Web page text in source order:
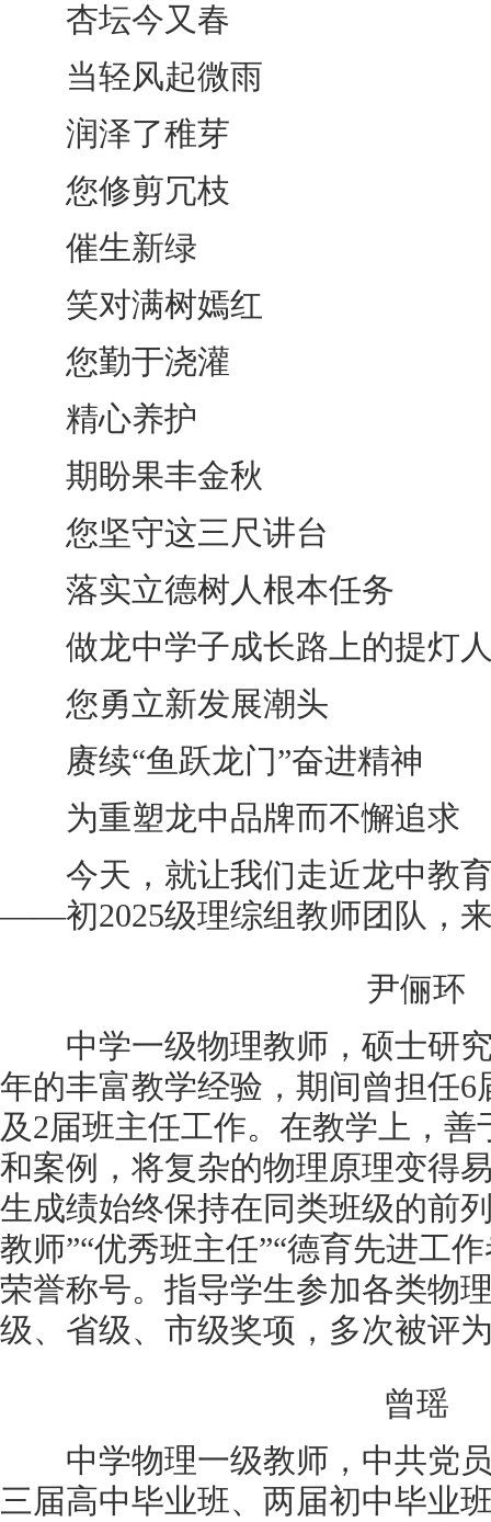
杏坛今又春
当轻风起微雨
润泽了稚芽
您修剪冗枝
催生新绿
笑对满树嫣红
您勤于浇灌
精心养护
期盼果丰金秋
您坚守这三尺讲台
落实立德树人根本任务
做龙中学子成长路上的提灯
您勇立新发展潮头
赓续“鱼跃龙门”奋进精神
为重塑龙中品牌而不懈追求
今天，就让我们走近龙中教育
——初2025级理综组教师团队，
尹俪环
中学一级物理教师，硕士研究
年的丰富教学经验，期间曾担任
及2届班主任工作。在教学上，
和案例，将复杂的物理原理变得
生成绩始终保持在同类班级的前
教师”“优秀班主任”“德育先进工
荣誉称号。指导学生参加各类物
级、省级、市级奖项，多次被评
曾瑶
中学物理一级教师，中共党员
三届高中毕业班、两届初中毕业